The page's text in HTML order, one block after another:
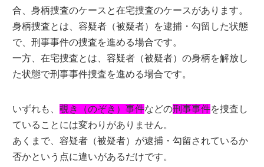
合、身柄捜査のケースと在宅捜査のケースがあります。
身柄捜査とは、容疑者（被疑者）を逮捕・勾留した状態
で、刑事事件の捜査を進める場合です。
一方、在宅捜査とは、容疑者（被疑者）の身柄を解放し
た状態で刑事事件捜査を進める場合です。
いずれも、覗き（のぞき）事件などの刑事事件を捜査し
ていることには変わりがありません。
あくまで、容疑者（被疑者）が逮捕・勾留されているか
否かという点に違いがあるだけです。